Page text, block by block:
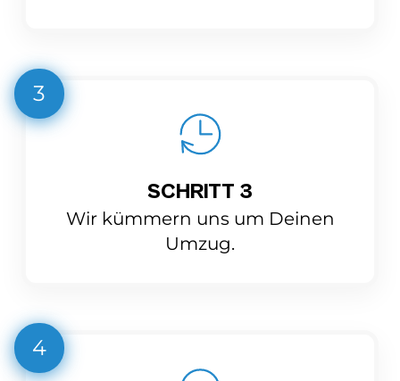
3
SCHRITT 3
Wir kümmern uns um Deinen
Umzug.
4